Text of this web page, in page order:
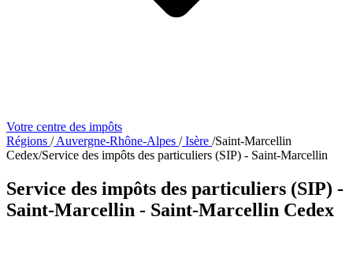
Votre centre des impôts
Régions /Auvergne-Rhône-Alpes /Isère /Saint-Marcellin
Cedex/Service des impôts des particuliers (SIP) - Saint-Marcellin
Service des impôts des particuliers (SIP) -
Saint-Marcellin - Saint-Marcellin Cedex